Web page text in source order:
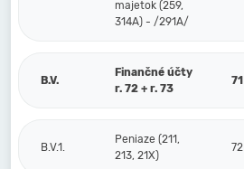
majetok (259,
314A) - /291A/
B.V.
Finančné účty
r. 72 + r. 73
71
B.V.1.
Peniaze (211,
213, 21X)
72